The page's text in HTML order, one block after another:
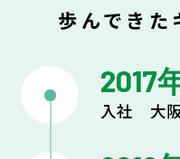
歩んできた
2017
入社 大